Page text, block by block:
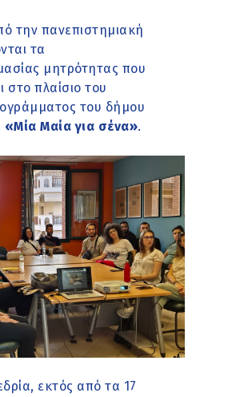
την πανεπιστημιακή
τα
μητρότητας που
στο πλαίσιο του
του δήμου
«Μία Μαία για σένα».
εκτός από τα 17